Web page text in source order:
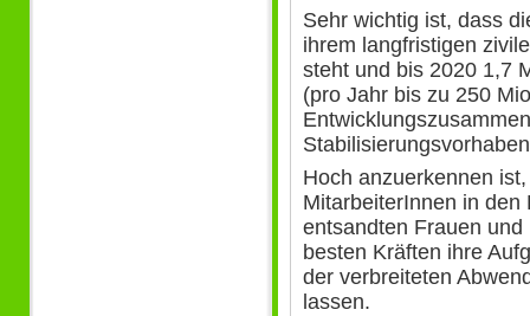
Sehr wichtig ist, dass
ihrem langfristigen
steht und bis 2020 1,7
(pro Jahr bis zu 250
Hoch anzuerkennen
MitarbeiterInnen in
entsandten Frauen
besten Kräften ihre
der verbreiteten
lassen.